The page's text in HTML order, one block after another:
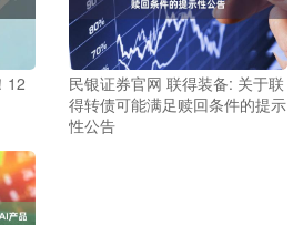
12
民银证券官网 联得装备: 关于联
得转债可能满足赎回条件的提示
性公告